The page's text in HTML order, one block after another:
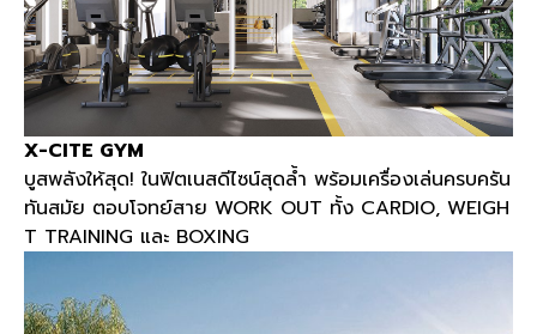
X-CITE GYM
บูสพลังให้สุด!ในฟิตเนสดีไซน์สุดล้ำ พร้อมเครื่องเล่นครบครัน
ทันสมัย ตอบโจทย์สาย WORK OUT ทั้ง CARDIO, WEIGH
T TRAINING และ BOXING